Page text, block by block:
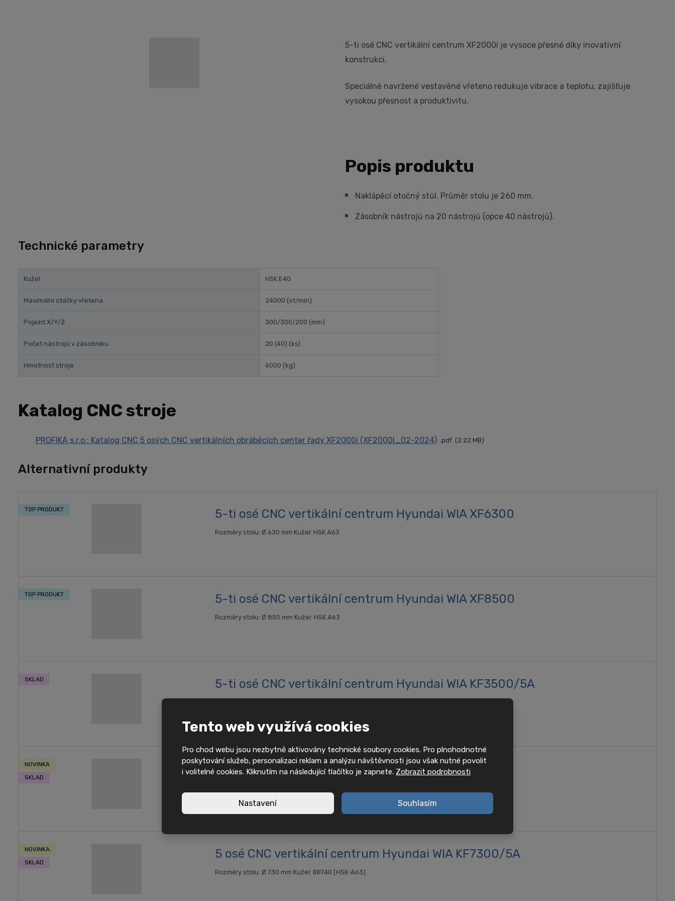
5-ti osé CNC vertikální centrum XF2000i je vysoce přesné díky inovativní
konstrukci.
Speciálně navržené vestavěné vřeteno redukuje vibrace a teplotu, zajišťuje
vysokou přesnost a produktivitu.
Popis produktu
Naklápěcí otočný stůl. Průměr stolu je 260 mm.
Zásobník nástrojů na 20 nástrojů (opce 40 nástrojů).
Technické parametry
Kužel HSK E40
Maximální otáčky vřetena 24000 (ot/min)
Pojezd X/Y/Z 300/300/200 (mm)
Počet nástrojů v zásobníku 20 (40) (ks)
Hmotnost stroje 6000 (kg)
Katalog CNC stroje
PROFIKA s.r.o.: Katalog CNC 5 osých CNC vertikálních obráběcích center řady XF2000i (XF2000I_02-2024) pdf 2.22 MB
Alternativní produkty
5-ti osé CNC vertikální centrum Hyundai WIA XF6300
Rozměry stolu: Ø 630 mm Kužel: HSK A63
TOP PRODUKT
5-ti osé CNC vertikální centrum Hyundai WIA XF8500
Rozměry stolu: Ø 850 mm Kužel: HSK A63
TOP PRODUKT
5-ti osé CNC vertikální centrum Hyundai WIA KF3500/5A
SKLAD
Hyundai WIA KF6500/5A
NOVINKA
SKLAD
5 osé CNC vertikální centrum Hyundai WIA KF7300/5A
Rozměry stolu: Ø 730 mm Kužel: BBT40 (HSK-A63)
NOVINKA
SKLAD
Tento web využívá cookies
Pro chod webu jsou nezbytně aktivovány technické soubory cookies. Pro plnohodnotné
poskytování služeb, personalizaci reklam a analýzu návštěvnosti jsou však nutné povolit
i volitelné cookies. Kliknutím na následující tlačítko je zapnete. Zobrazit podrobnosti
Nastavení Souhlasím